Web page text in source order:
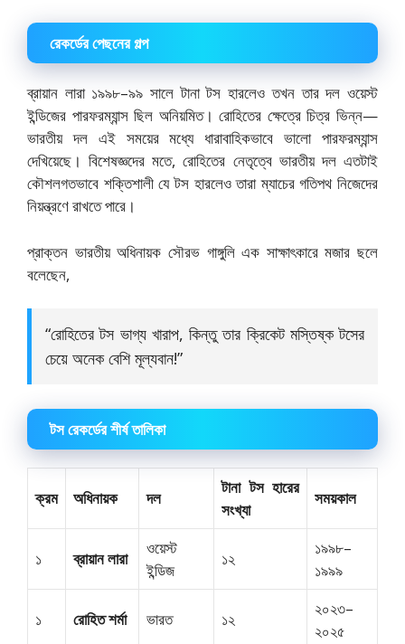
রেকর্ডের পেছনের গল্প
ব্রায়ান লারা ১৯৯৮–৯৯ সালে টানা টস হারলেও তখন তার দল ওয়েস্ট
ইন্ডিজের পারফরম্যান্স ছিল অনিয়মিত। রোহিতের ক্ষেত্রে চিত্র ভিন্ন—
ভারতীয় দল এই সময়ের মধ্যে ধারাবাহিকভাবে ভালো পারফরম্যান্স
দেখিয়েছে। বিশেষজ্ঞদের মতে, রোহিতের নেতৃত্বে ভারতীয় দল এতটাই
কৌশলগতভাবে শক্তিশালী যে টস হারলেও তারা ম্যাচের গতিপথ নিজেদের
নিয়ন্ত্রণে রাখতে পারে।
প্রাক্তন ভারতীয় অধিনায়ক সৌরভ গাঙ্গুলি এক সাক্ষাৎকারে মজার ছলে
বলেছেন,
“রোহিতের টস ভাগ্য খারাপ, কিন্তু তার ক্রিকেট মস্তিষ্ক টসের
চেয়ে অনেক বেশি মূল্যবান!”
টস রেকর্ডের শীর্ষ তালিকা
ক্রম অধিনায়ক দল
টানা টস হারের
সংখ্যা
সময়কাল
১ ব্রায়ান লারা
ওয়েস্ট
ইন্ডিজ
১২
১৯৯৮–
১৯৯৯
১ রোহিত শর্মা ভারত ১২
২০২৩–
২০২৫